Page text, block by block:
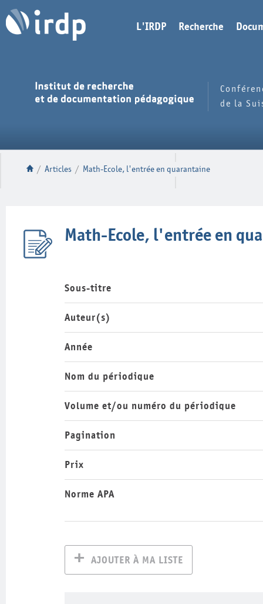
L'IRDP Recherche
de la
/ Articles / Math-Ecole, l'entrée en quarantaine
Math-Ecole, l'entrée en
Sous-titre
Auteur(s)
Année
Nom du périodique
Volume et/ou numéro du périodique
Pagination
Prix
Norme APA
AJOUTER À MA LISTE